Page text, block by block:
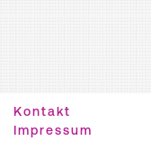
Kontakt
Impressum